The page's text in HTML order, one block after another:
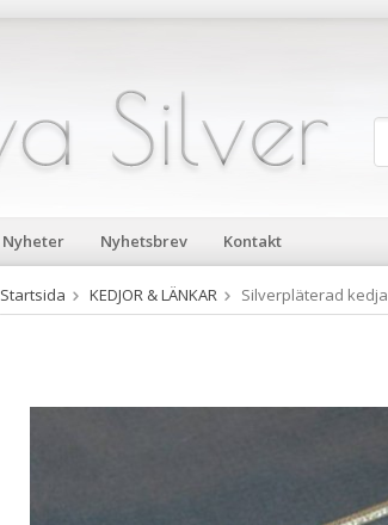
Nyheter Nyhetsbrev Kontakt
Startsida KEDJOR & LÄNKAR Silverpläterad kedja